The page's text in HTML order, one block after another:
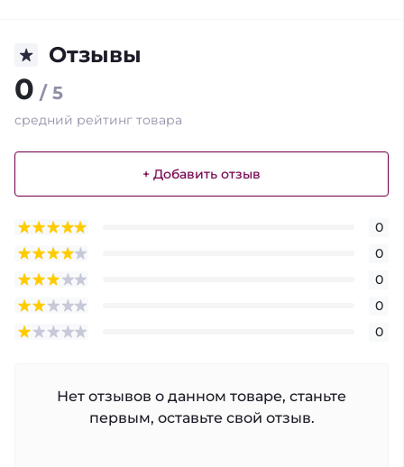
Отзывы
0 / 5
средний рейтинг товара
+ Добавить отзыв
0
0
0
0
0
Нет отзывов о данном товаре, станьте
первым, оставьте свой отзыв.